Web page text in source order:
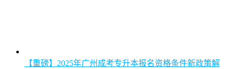
【重磅】2025年广州成考专升本报名资格条件新政策解